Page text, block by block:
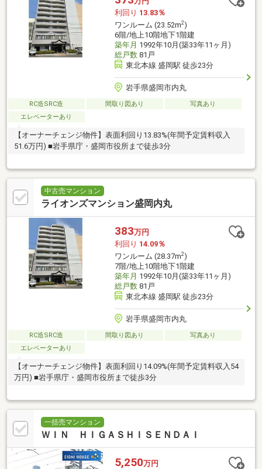
利回り 13.83％
ワンルーム (23.52m2)
6階/地上10階地下1階建
築年月 1992年10月(築33年11ヶ月)
総戸数81戸
東北本線 盛岡駅 徒歩23分
岩手県盛岡市内丸
RC造SRC造 間取り図あり
写真あり
エレベーターあり
【オーナーチェンジ物件】表面利回り13.83%(年間予定賃料収入
51.6万円) ■岩手県庁・盛岡市役所まで徒歩3分
中古売マンション
ライオンズマンション盛岡内丸
383万円
利回り 14.09％
ワンルーム (28.37m2)
7階/地上10階地下1階建
築年月 1992年10月(築33年11ヶ月)
総戸数81戸
東北本線 盛岡駅 徒歩23分
岩手県盛岡市内丸
RC造SRC造 間取り図あり
写真あり
エレベーターあり
【オーナーチェンジ物件】表面利回り14.09%(年間予定賃料収入54
万円) ■岩手県庁・盛岡市役所まで徒歩3分
一括売マンション
ＷＩＮ ＨＩＧＡＳＨＩＳＥＮＤＡＩ
5,250万円